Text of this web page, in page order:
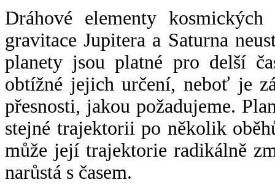
Dráhové elementy
gravitace Jupitera a Saturna
planety jsou platné pro delší
obtížné jejich určení, neboť je
přesnosti, jakou požadujeme.
stejné trajektorii po několik
může její trajektorie radikálně
narůstá s časem.